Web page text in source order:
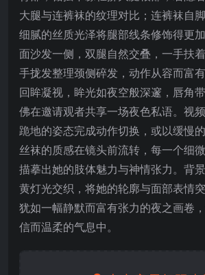
大腿与连裤袜的纹理对比；连裤袜自
细腻的丝质光泽将腿部线条修饰得更
面沙发一侧，双腿自然交叠，一手扶
手拢发整理颈侧碎发，动作从容而富
回眸凝视，眸光如夜空般深邃，唇角
佛在邀请观者共享一场夜色私语。视
跪地的姿态完成动作切换，或以缓慢
丝袜的质感在镜头前流转，每一个细
描摹出她的肢体魅力与神情张力。背
黄灯光交织，将她的轮廓与面部表情
犹如一幅静默而富有张力的夜之画卷
信而温柔的气息中。